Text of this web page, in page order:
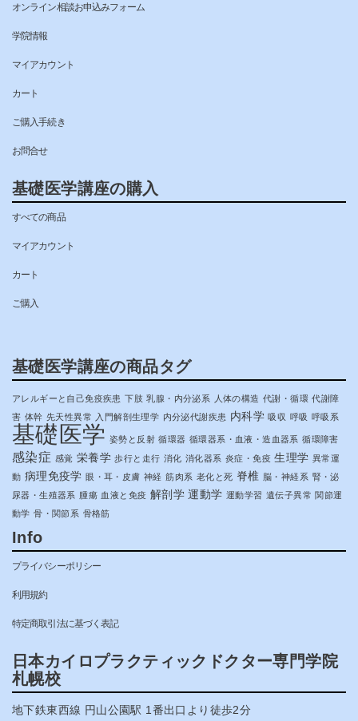
オンライン相談お申込みフォーム
学院情報
マイアカウント
カート
ご購入手続き
お問合せ
基礎医学講座の購入
すべての商品
マイアカウント
カート
ご購入
基礎医学講座の商品タグ
アレルギーと自己免疫疾患 下肢 乳腺・内分泌系 人体の構造 代謝・循環 代謝障
害 体幹 先天性異常 入門解剖生理学 内分泌代謝疾患 内科学 吸収 呼吸 呼吸系
基礎医学 姿勢と反射 循環器 循環器系・血液・造血器系 循環障害
感染症 感覚 栄養学 歩行と走行 消化 消化器系 炎症・免疫 生理学 異常運
動 病理免疫学 眼・耳・皮膚 神経 筋肉系 老化と死 脊椎 脳・神経系 腎・泌
尿器・生殖器系 腫瘍 血液と免疫 解剖学 運動学 運動学習 遺伝子異常 関節運
動学 骨・関節系 骨格筋
Info
プライバシーポリシー
利用規約
特定商取引法に基づく表記
日本カイロプラクティックドクター専門学院
札幌校
地下鉄東西線 円山公園駅 1番出口より徒歩2分